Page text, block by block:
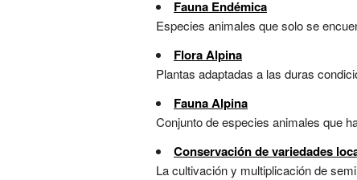
Fauna Endémica
Especies animales que solo se
Flora Alpina
Plantas adaptadas a las duras
Fauna Alpina
Conjunto de especies animales que
Conservación de variedades
La cultivación y multiplicación de